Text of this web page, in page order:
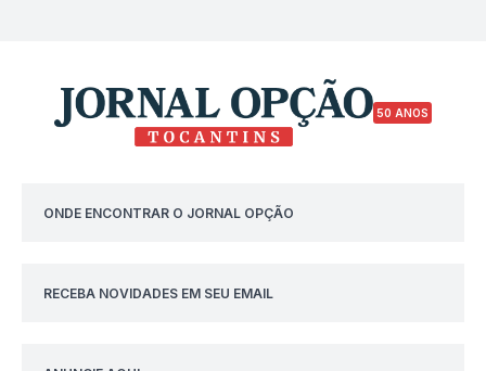
50 ANOS
ONDE ENCONTRAR O JORNAL OPÇÃO
RECEBA NOVIDADES EM SEU EMAIL